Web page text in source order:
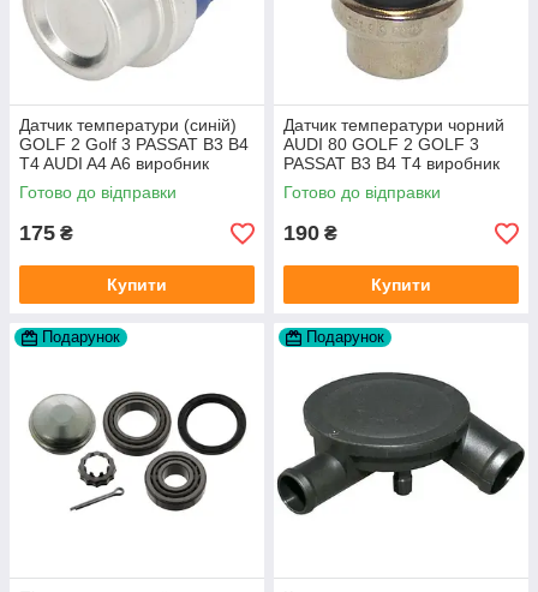
Датчик температури (синій)
GOLF 2 Golf 3 PASSAT B3 B4
T4 AUDI A4 A6 виробник
Topran Німеччина
Готово до відправки
175 ₴
Купити
Датчик температури чорний
AUDI 80 GOLF 2 GOLF 3
PASSAT B3 B4 T4 виробник
TOPRAN Німеччина
Готово до відправки
190 ₴
Купити
Подарунок Подарунок